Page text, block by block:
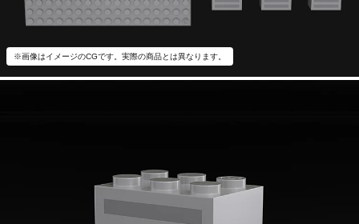
※画像はイメージのCGです。実際の商品とは異なります。